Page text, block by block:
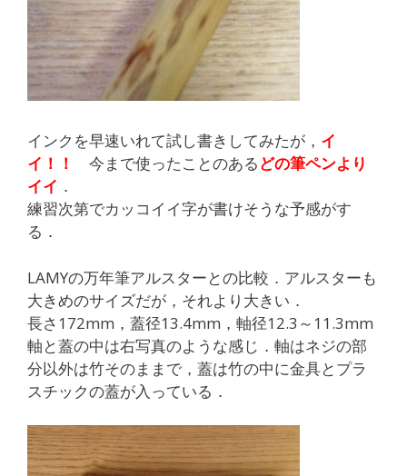
インクを早速いれて試し書きしてみたが， イ
イ！！
今まで使ったことのあるどの筆ペンより
イイ ．
練習次第でカッコイイ字が書けそうな予感がす
る．
LAMYの万年筆アルスターとの比較．アルスターも
大きめのサイズだが，それより大きい．
長さ172mm，蓋径13.4mm，軸径12.3～11.3mm
軸と蓋の中は右写真のような感じ．軸はネジの部
分以外は竹そのままで，蓋は竹の中に金具とプラ
スチックの蓋が入っている．